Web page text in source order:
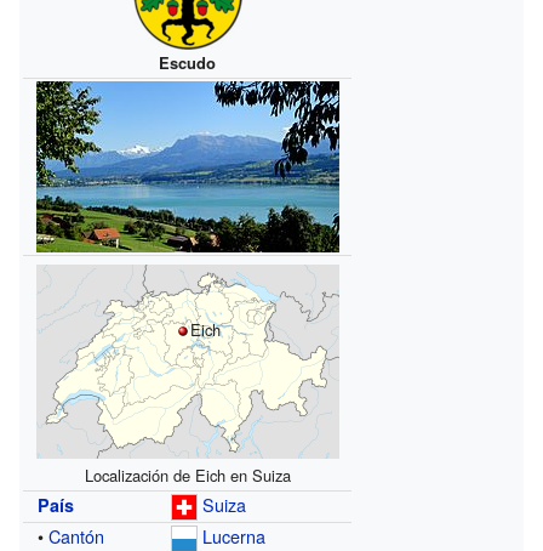
Escudo
Eich
Localización de Eich en Suiza
País
Suiza
•Cantón
Lucerna